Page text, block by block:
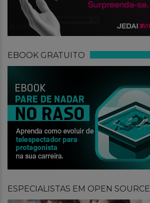
EBOOK GRATUITO
ESPECIALISTAS EM OPEN SOURCE